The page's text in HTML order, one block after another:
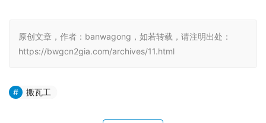
原创文章，作者：banwagong，如若转载，请注明出处：
https://bwgcn2gia.com/archives/11.html
搬瓦工